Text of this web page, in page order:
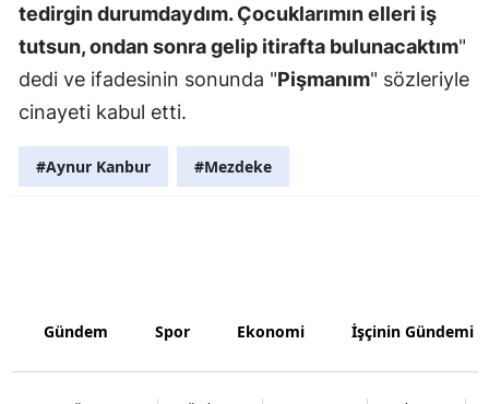
tedirgin durumdaydım. Çocuklarımın elleri iş
tutsun, ondan sonra gelip itirafta bulunacaktım"
dedi ve ifadesinin sonunda "Pişmanım" sözleriyle
cinayeti kabul etti.
#Aynur Kanbur #Mezdeke
Gündem Spor Ekonomi İşçinin Gündemi